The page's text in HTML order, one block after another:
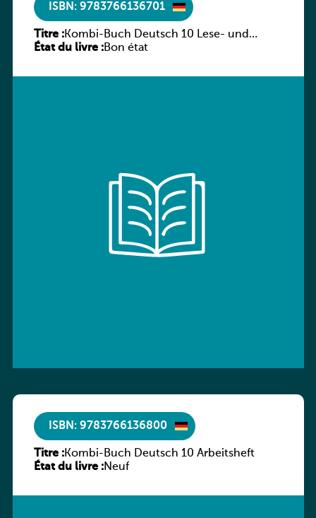
ISBN: 9783766136701
Titre :Kombi-Buch Deutsch 10 Lese- und
Sprachbuch
État du livre :Bon état
ISBN: 9783766136800
Titre :Kombi-Buch Deutsch 10 Arbeitsheft
État du livre :Neuf